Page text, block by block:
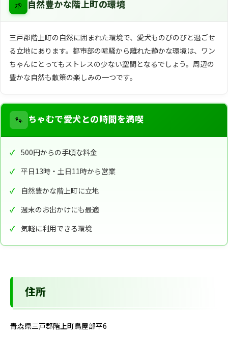
🌱 自然豊かな階上町の環境
三戸郡階上町の自然に囲まれた環境で、愛犬ものびのびと過ごせ
る立地にあります。都市部の喧騒から離れた静かな環境は、ワン
ちゃんにとってもストレスの少ない空間となるでしょう。周辺の
豊かな自然も散策の楽しみの一つです。
🐾 ちゃむで愛犬との時間を満喫
500円からの手頃な料金
平日13時・土日11時から営業
自然豊かな階上町に立地
週末のお出かけにも最適
気軽に利用できる環境
住所
青森県三戸郡階上町鳥屋部平6